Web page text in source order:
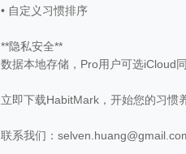
• 自定义习惯排序
**隐私安全**
数据本地存储，Pro用户可选iCloud
立即下载HabitMark，开始您的习惯
联系我们：